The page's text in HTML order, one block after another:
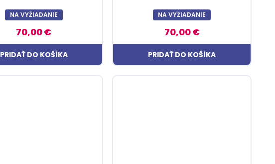
NA VYŽIADANIE
70,00 €
PRIDAŤ DO KOŠÍKA
NA VYŽIADANIE
70,00 €
PRIDAŤ DO KOŠÍKA